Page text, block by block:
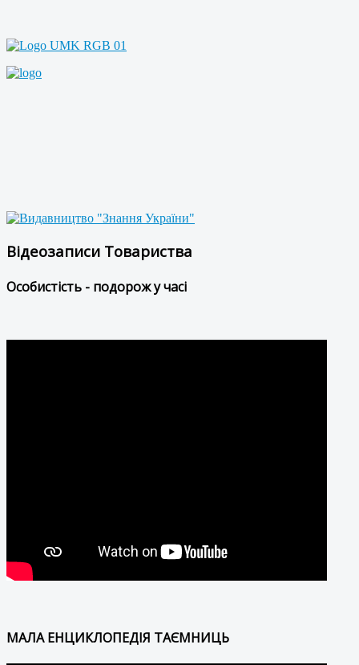
Відеозаписи Товариства
Особистість - подорож у часі
МАЛА ЕНЦИКЛОПЕДІЯ ТАЄМНИЦЬ